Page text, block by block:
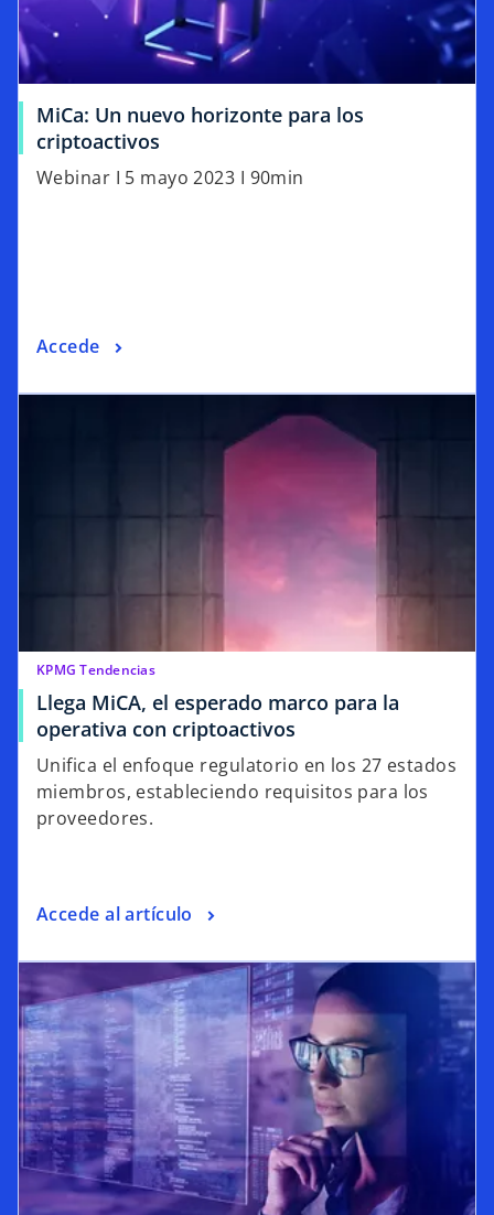
MiCa: Un nuevo horizonte para los
criptoactivos
Webinar I 5 mayo 2023 I 90min
Accede
KPMG Tendencias
Llega MiCA, el esperado marco para la
operativa con criptoactivos
Unifica el enfoque regulatorio en los 27 estados
miembros, estableciendo requisitos para los
proveedores.
Accede al artículo